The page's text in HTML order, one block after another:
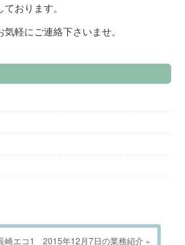
おります。
軽にご連絡下さいませ。
崎エコ1 2015年12月7日の業務紹介 »